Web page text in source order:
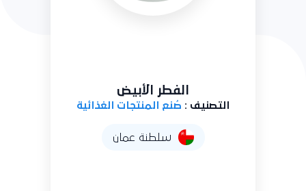
الفطر الأبيض
التصنيف : صُنع المنتجات الغذائية
سلطنة عمان